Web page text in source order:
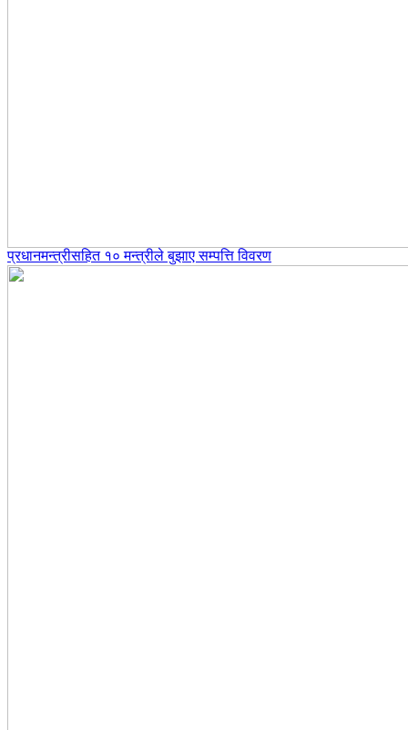
प्रधानमन्त्रीसहित १० मन्त्रीले बुझाए सम्पत्ति विवरण